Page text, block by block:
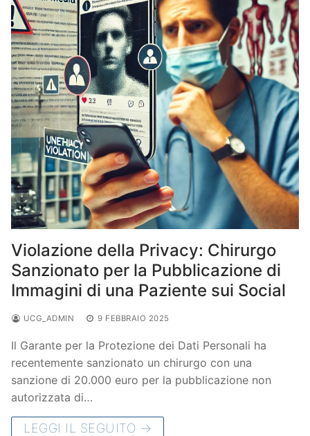
Violazione della Privacy: Chirurgo
Sanzionato per la Pubblicazione di
Immagini di una Paziente sui Social
UCG_ADMIN 9 FEBBRAIO 2025
Il Garante per la Protezione dei Dati Personali ha
recentemente sanzionato un chirurgo con una
sanzione di 20.000 euro per la pubblicazione non
autorizzata di…
LEGGI IL SEGUITO →